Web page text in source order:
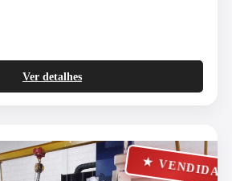
Ver detalhes
★ VENDIDA